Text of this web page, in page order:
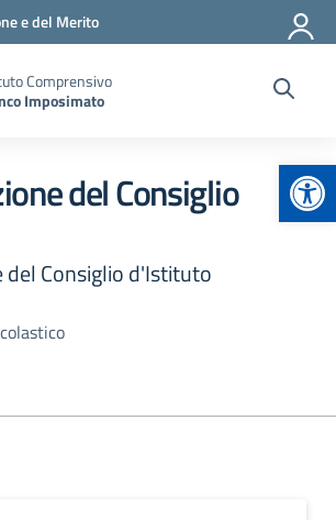
e del Merito
Comprensivo
Imposimato
del Consiglio
del Consiglio d'Istituto